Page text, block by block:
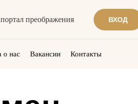
преображения ВХОД
о нас Вакансии Контакты